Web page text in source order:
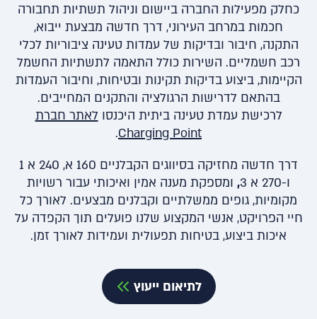
כחלק מפעילות החברה ביישום וניהול תשתיות תחבורה
חכמות במרחב העירוני, דרך חדשה מבצעת ייבוא,
התקנה, חיבור ובדיקות של עמדות טעינה ציבוריות לכלי
רכב חשמליים. השירות כולל התאמה לתשתיות החשמל
הקיימות, ביצוע בדיקות תקינות ובטיחות, וחיבור העמדות
בהתאם לדרישות הרגולציה והתקנים המחייבים.
לרכישת עמדת טעינה ביתית היכנסו לאתר חברת
Charging Point
.
דרך חדשה מחזיקה בסיווגים הקבלניים 160 א, 240 א 1
ו-270 א 3
, ומספקת מענה אמין ואיכותי עבור רשויות
מקומיות, גופים ממשלתיים וקבלנים מבצעים. לאורך כל
חיי הפרויקט, אנשי המקצוע שלנו פועלים תוך הקפדה על
איכות ביצוע, בטיחות תפעולית ועמידות לאורך זמן.
לתיאום ייעוץ